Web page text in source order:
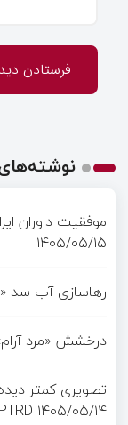
موفقیت داوران
۱۴۰۵/۰۵/۱۵
رهاسازی آب سد
درخشش «مرد آرام»
تصویری کمتر
PTRD ۱۴۰۵/۰۵/۱۴